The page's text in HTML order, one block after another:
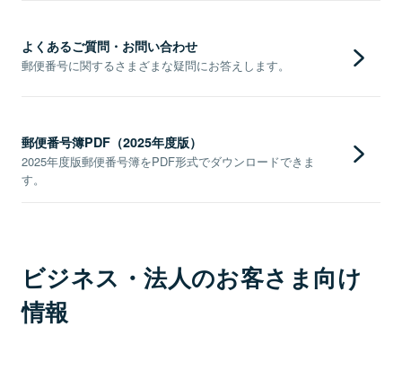
よくあるご質問・お問い合わせ
郵便番号に関するさまざまな疑問にお答えします。
郵便番号簿PDF（2025年度版）
2025年度版郵便番号簿をPDF形式でダウンロードできま
す。
ビジネス・法人のお客さま向け
情報